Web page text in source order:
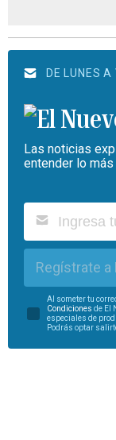
DE LUNES A
Las noticias
entender lo
Regístrate a
Al someter tu
Condiciones de El
especiales de
Podrás optar